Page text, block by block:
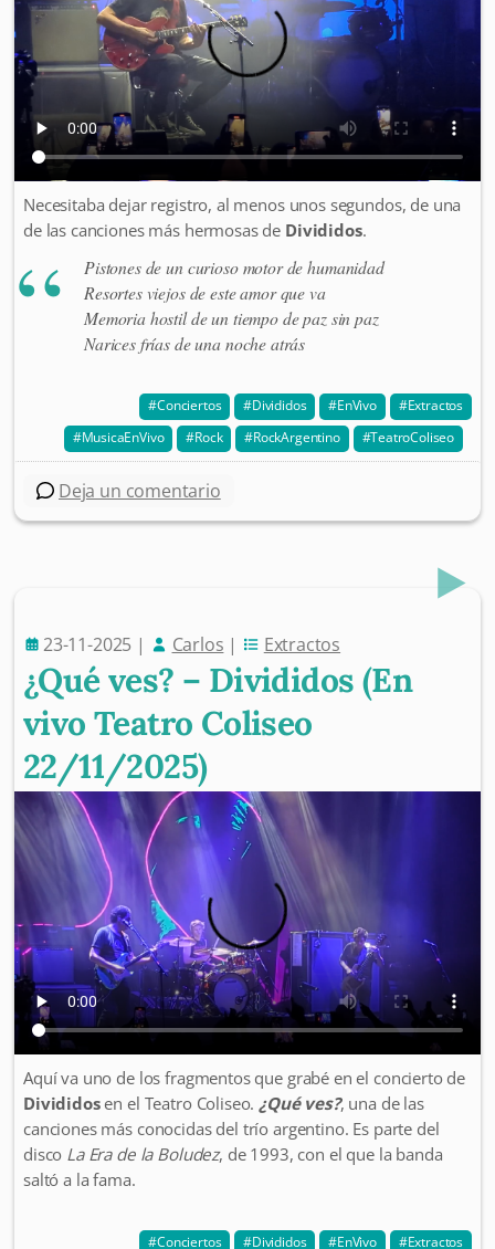
Necesitaba dejar registro, al menos unos segundos, de una
de las canciones más hermosas de Divididos.
Pistones de un curioso motor de humanidad
Resortes viejos de este amor que va
Memoria hostil de un tiempo de paz sin paz
Narices frías de una noche atrás
Conciertos Divididos EnVivo
Extractos
MusicaEnVivo
Rock RockArgentino TeatroColiseo
Deja un comentario
23-11-2025 | Carlos | Extractos
¿Qué ves? – Divididos (En
vivo Teatro Coliseo
22/11/2025)
Aquí va uno de los fragmentos que grabé en el concierto de
Divididosen el Teatro Coliseo. ¿Qué ves?, una de las
canciones más conocidas del trío argentino. Es parte del
disco La Era de la Boludez, de 1993, con el que la banda
saltó a la fama.
Conciertos Divididos EnVivo Extractos